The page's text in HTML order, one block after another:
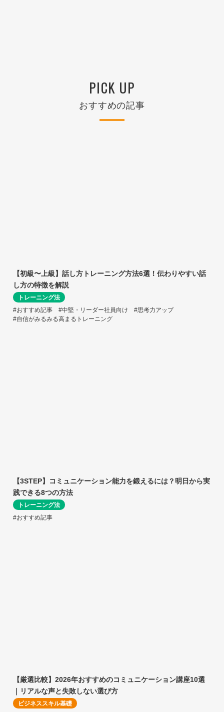
PICK UP
おすすめの記事
【初級〜上級】話し方トレーニング方法6選！伝わりやすい話
し方の特徴を解説
トレーニング法
#おすすめ記事
#中堅・リーダー社員向け
#思考力アップ
#自信がみるみる高まるトレーニング
【3STEP】コミュニケーション能力を鍛えるには？明日から実
践できる8つの方法
トレーニング法
#おすすめ記事
【厳選比較】2026年おすすめのコミュニケーション講座10選
｜リアルな声と失敗しない選び方
ビジネススキル基礎